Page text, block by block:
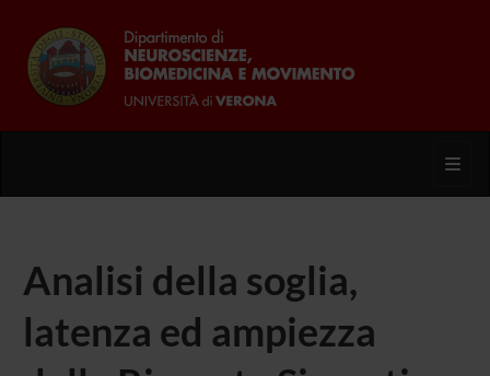
Analisi della soglia,
latenza ed ampiezza